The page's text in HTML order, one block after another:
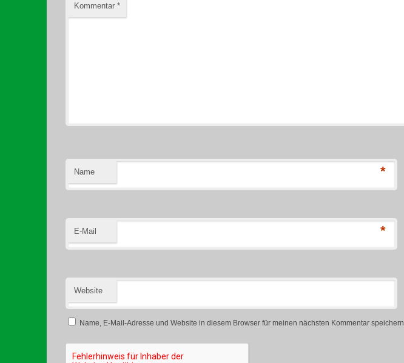
Kommentar *
Name *
E-Mail *
Website
Name, E-Mail-Adresse und Website in diesem Browser für meinen nächsten Kommentar speichern.